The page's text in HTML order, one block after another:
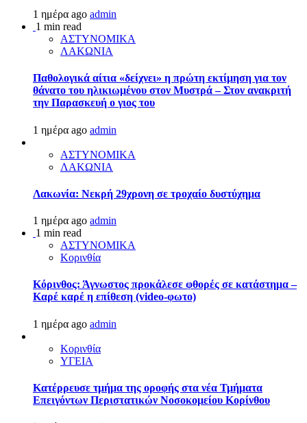
1 ημέρα ago admin
1 min read
ΑΣΤΥΝΟΜΙΚΑ
ΛΑΚΩΝΙΑ
Παθολογικά αίτια «δείχνει» η πρώτη εκτίμηση για τον
θάνατο του ηλικιωμένου στον Μυστρά – Στον ανακριτή
την Παρασκευή ο γιος του
1 ημέρα ago admin
ΑΣΤΥΝΟΜΙΚΑ
ΛΑΚΩΝΙΑ
Λακωνία: Νεκρή 29χρονη σε τροχαίο δυστύχημα
1 ημέρα ago admin
1 min read
ΑΣΤΥΝΟΜΙΚΑ
Κορινθία
Κόρινθος: Άγνωστος προκάλεσε φθορές σε κατάστημα –
Καρέ καρέ η επίθεση (video-φωτο)
1 ημέρα ago admin
Κορινθία
ΥΓΕΙΑ
Kατέρρευσε τμήμα της οροφής στα νέα Τμήματα
Επειγόντων Περιστατικών Νοσοκομείου Κορίνθου